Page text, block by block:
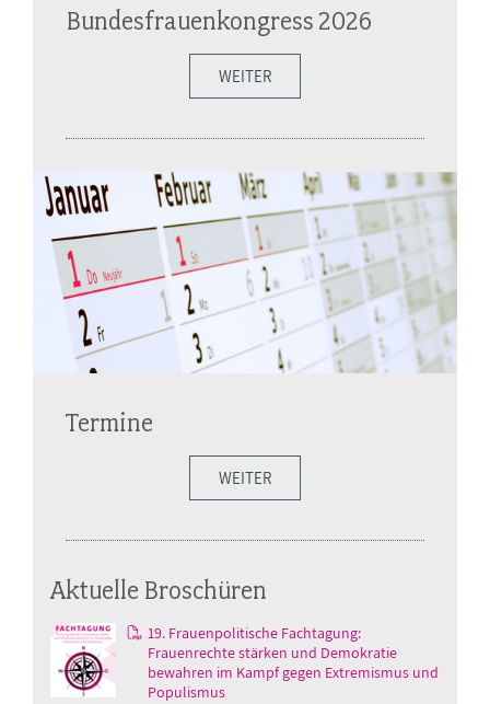
Bundesfrauenkongress 2026
WEITER
Termine
WEITER
Aktuelle Broschüren
19. Frauenpolitische Fachtagung:
Frauenrechte stärken und Demokratie
bewahren im Kampf gegen Extremismus und
Populismus